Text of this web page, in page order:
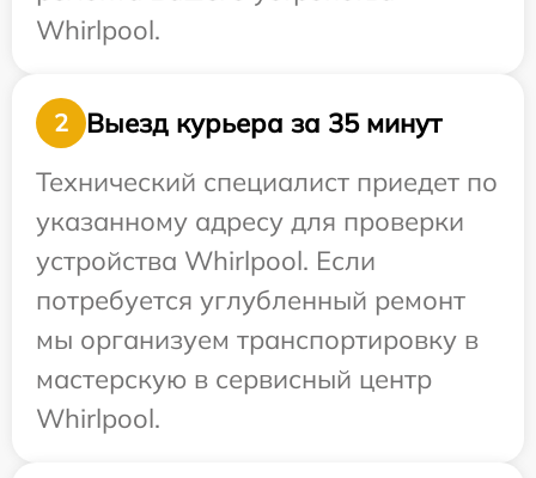
Whirlpool.
2
Выезд курьера за 35 минут
Технический специалист приедет по
указанному адресу для проверки
устройства Whirlpool. Если
потребуется углубленный ремонт
мы организуем транспортировку в
мастерскую в сервисный центр
Whirlpool.